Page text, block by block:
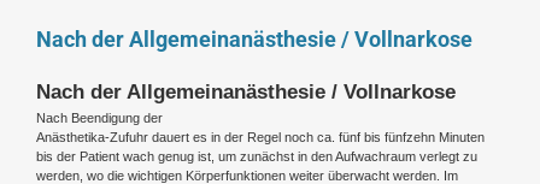
Nach der Allgemeinanästhesie / Vollnarkose
Nach der Allgemeinanästhesie / Vollnarkose
Nach Beendigung der
Anästhetika-Zufuhr dauert es in der Regel noch ca. fünf bis fünfzehn Minuten
bis der Patient wach genug ist, um zunächst in den Aufwachraum verlegt zu
werden, wo die wichtigen Körperfunktionen weiter überwacht werden. Im